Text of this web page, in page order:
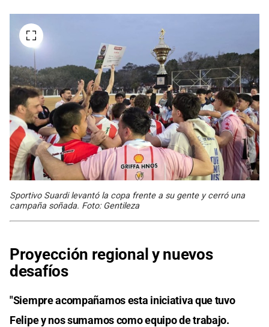
Sportivo Suardi levantó la copa frente a su gente y cerró una
campaña soñada. Foto: Gentileza
Proyección regional y nuevos
desafíos
"Siempre acompañamos esta iniciativa que tuvo
Felipe y nos sumamos como equipo de trabajo.